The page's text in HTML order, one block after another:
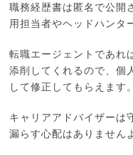
職務経歴書は匿名で公開
用担当者やヘッドハンタ
転職エージェントであれ
添削してくれるので、個
して修正してもらえます。
キャリアアドバイザーは
漏らす心配はありません